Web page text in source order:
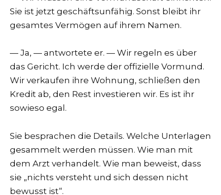
Sie ist jetzt geschäftsunfähig. Sonst bleibt ihr
gesamtes Vermögen auf ihrem Namen.
— Ja, — antwortete er. — Wir regeln es über
das Gericht. Ich werde der offizielle Vormund.
Wir verkaufen ihre Wohnung, schließen den
Kredit ab, den Rest investieren wir. Es ist ihr
sowieso egal.
Sie besprachen die Details. Welche Unterlagen
gesammelt werden müssen. Wie man mit
dem Arzt verhandelt. Wie man beweist, dass
sie „nichts versteht und sich dessen nicht
bewusst ist“.